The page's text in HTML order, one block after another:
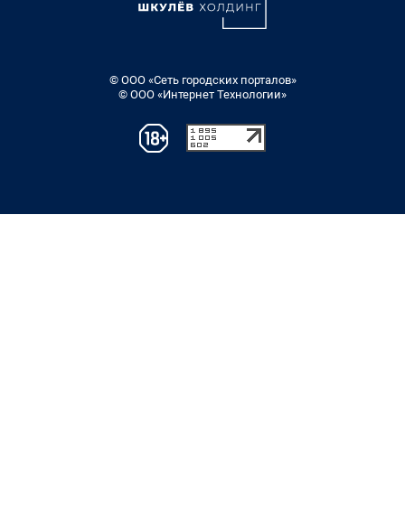
© ООО «Сеть городских порталов»
© ООО «Интернет Технологии»